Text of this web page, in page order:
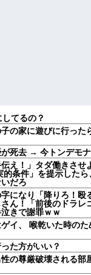
てるの？
の家に遊びに行った
が死去 → 今トンデモ
え！」タダ働きさせ
条件」を提示した
だろ
になり「降りろ！殴
ん！「前後のドラレ
きで謝罪ｗｗ
イ、 喉乾いた時の
た方がいい？
性の尊厳破壊される部